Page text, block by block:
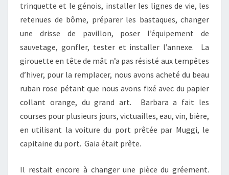
trinquette et le génois, installer les lignes de vie, les
retenues de bôme, préparer les bastaques, changer
une drisse de pavillon, poser l’équipement de
sauvetage, gonfler, tester et installer l’annexe. La
girouette en tête de mât n’a pas résisté aux tempêtes
d’hiver, pour la remplacer, nous avons acheté du beau
ruban rose pétant que nous avons fixé avec du papier
collant orange, du grand art. Barbara a fait les
courses pour plusieurs jours, victuailles, eau, vin, bière,
en utilisant la voiture du port prêtée par Muggi, le
capitaine du port. Gaia était prête.
Il restait encore à changer une pièce du gréement.